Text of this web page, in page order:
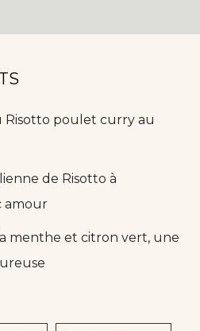
Risotto poulet curry au
de Risotto à
amour
menthe et citron vert, une